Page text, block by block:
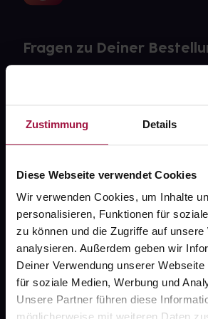
Zustimmung Details
Diese Webseite verwendet Cookies
Wir verwenden Cookies, um Inhalte
personalisieren, Funktionen für
zu können und die Zugriffe auf unsere
analysieren. Außerdem geben wir
Deiner Verwendung unserer
für soziale Medien, Werbung und
Unsere Partner führen diese
Fragen zu Deiner
Über uns
Karriere